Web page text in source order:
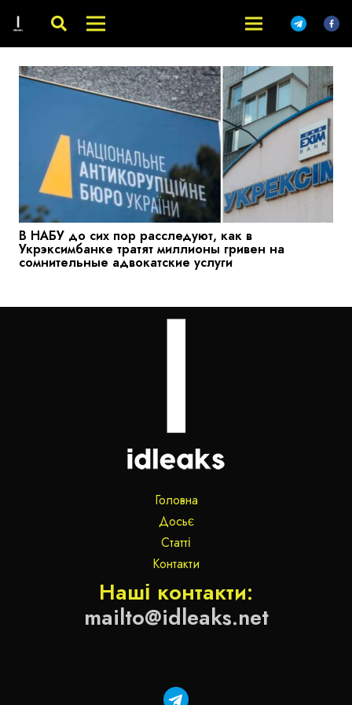
В НАБУ до сих пор расследуют, как в
Укрэксимбанке тратят миллионы гривен на
сомнительные адвокатские услуги
Головна
Досьє
Статті
Контакти
Наші контакти:
mailto@idleaks.net